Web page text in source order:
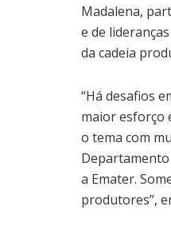
Madalena,
e de
da cadeia
“Há desafios
maior esforço
o tema com
Departamento
a Emater.
produtores”,